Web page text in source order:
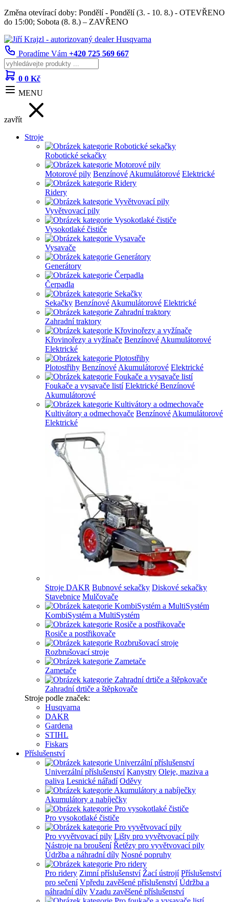
Změna otevírací doby: Pondělí - Pondělí (3. - 10. 8.) - OTEVŘENO
do 15:00; Sobota (8. 8.) – ZAVŘENO
Poradíme Vám +420 725 569 667
0 0 Kč
MENU
zavřít
Stroje
Robotické sekačky
Motorové pily Benzínové Akumulátorové Elektrické
Ridery
Vyvětvovací pily
Vysokotlaké čističe
Vysavače
Generátory
Čerpadla
Sekačky Benzínové Akumulátorové Elektrické
Zahradní traktory
Křovinořezy a vyžínače Benzínové Akumulátorové
Elektrické
Plotostřihy Benzínové Akumulátorové Elektrické
Foukače a vysavače listí Elektrické Benzínové
Akumulátorové
Kultivátory a odmechovače Benzínové Akumulátorové
Elektrické
Stroje DAKR Bubnové sekačky Diskové sekačky
Stavebnice Mulčovače
KombiSystém a MultiSystém
Rosiče a postřikovače
Rozbrušovací stroje
Zametače
Zahradní drtiče a štěpkovače
Stroje podle značek:
Husqvarna
DAKR
Gardena
STIHL
Fiskars
Příslušenství
Univerzální příslušenství Kanystry Oleje, maziva a
paliva Lesnické nářadí Oděvy
Akumulátory a nabíječky
Pro vysokotlaké čističe
Pro vyvětvovací pily Lišty pro vyvětvovací pily
Nástroje na broušení Řetězy pro vyvětvovací pily
Údržba a náhradní díly Nosné popruhy
Pro ridery Zimní příslušenství Žací ústrojí Příslušenství
pro sečení Vpředu zavěšené příslušenství Údržba a
náhradní díly Vzadu zavěšené příslušenství